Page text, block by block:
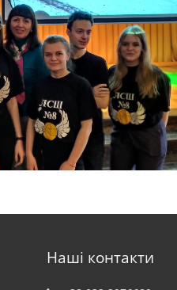
Наші контакти